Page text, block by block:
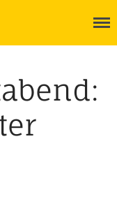
Psychologische